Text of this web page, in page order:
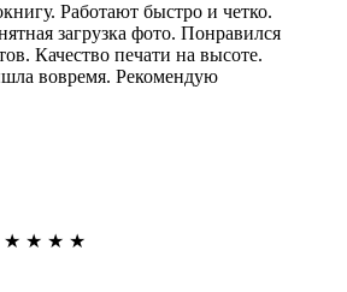
Работают быстро и четко.
загрузка фото. Понравился
Качество печати на высоте.
вовремя. Рекомендую
★ ★ ★ ★